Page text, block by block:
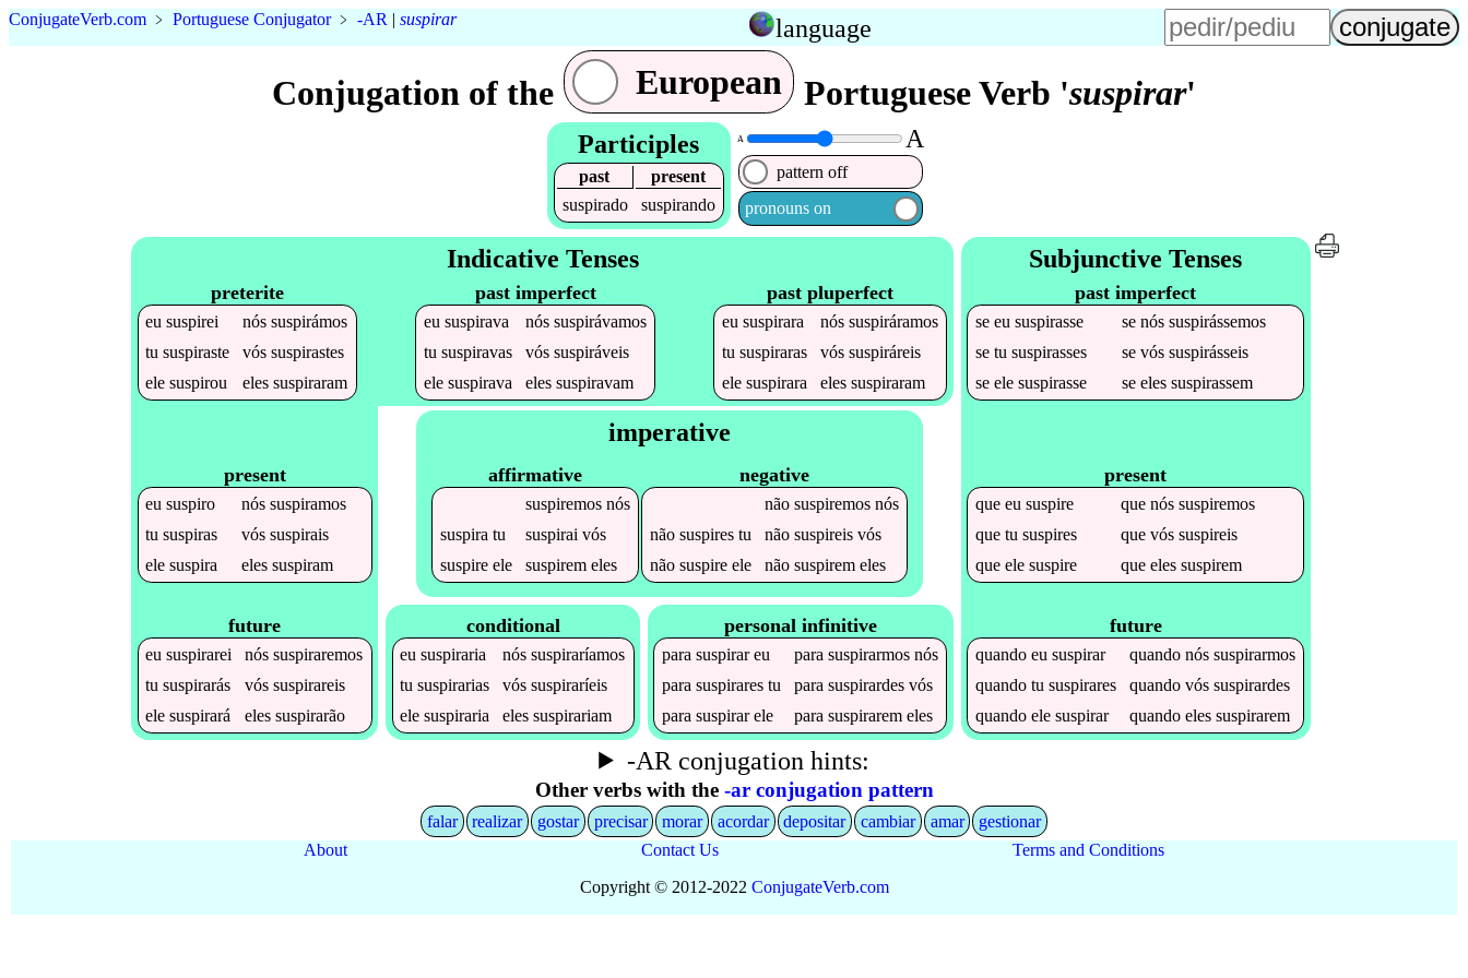
ConjugateVerb.com ﹥ Portuguese Conjugator﹥ -AR | suspirar language
Conjugation of the European Portuguese Verb 'suspirar'
Participles
past
present
suspirado
suspirando
A A
pattern off
pronouns on
Indicative Tenses
preterite
eususpirei nóssuspirámos
tususpiraste vóssuspirastes
elesuspirou elessuspiraram
past imperfect
eu suspirava nós suspirávamos
tu suspiravas vós suspiráveis
ele suspirava eles suspiravam
past pluperfect
eususpirara nóssuspiráramos
tususpiraras vóssuspiráreis
elesuspirara elessuspiraram
present
eususpiro nóssuspiramos
tususpiras vóssuspirais
elesuspira elessuspiram
future
eususpirarei nóssuspiraremos
tususpirarás vóssuspirareis
elesuspirará elessuspirarão
imperative
affirmative
suspiremosnós
suspira tu suspirai vós
suspireele suspiremeles
negative
não suspiremosnós
não suspirestu não suspireisvós
não suspireele não suspiremeles
conditional
eususpiraria nóssuspiraríamos
tususpirarias vóssuspiraríeis
elesuspiraria elessuspirariam
personal infinitive
parasuspirareu parasuspirarmos nós
parasuspirares tu parasuspirardes vós
parasuspirarele parasuspirarem eles
Subjunctive Tenses
past imperfect
seeususpirasse senóssuspirássemos
setususpirasses sevóssuspirásseis
seelesuspirasse seelessuspirassem
present
queeususpire quenóssuspiremos
quetususpires quevóssuspireis
queelesuspire queelessuspirem
future
quandoeususpirar quandonóssuspirarmos
quandotususpirares quandovóssuspirardes
quandoelesuspirar quandoelessuspirarem
-AR conjugation hints:
Other verbs with the -ar conjugation pattern
falar realizar gostar precisar morar acordar depositar cambiar amar
gestionar
About
Contact Us
Terms and Conditions
Copyright © 2012-2022 ConjugateVerb.com